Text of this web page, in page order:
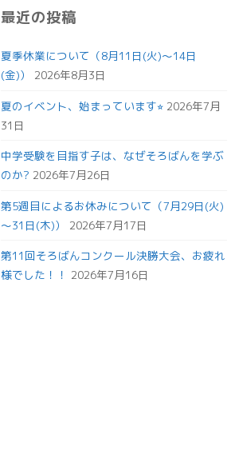
最近の投稿
夏季休業について（8月11日(火)～14日
(金)）
2026年8月3日
夏のイベント、始まっています⭐︎ 2026年7月
31日
中学受験を目指す子は、なぜそろばんを学ぶ
のか? 2026年7月26日
第5週目によるお休みについて（7月29日(火)
～31日(木)）
2026年7月17日
第11回そろばんコンクール決勝大会、お疲れ
様でした！！ 2026年7月16日